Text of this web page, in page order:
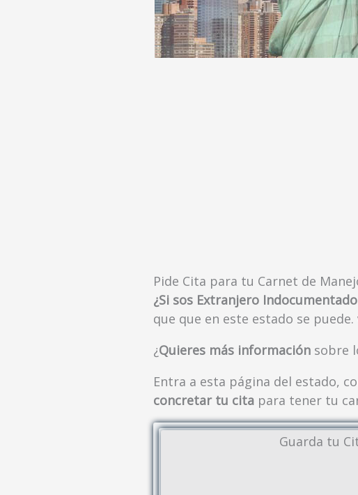
Pide Cita para tu Carnet de
¿Si sos Extranjero Indocumentado
que que en este estado se puede.
¿Quieres más información sobre
Entra a esta página del estado,
concretar tu cita para tener tu
Guarda tu